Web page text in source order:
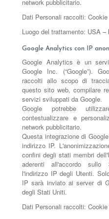
network pubblicitario.
Dati Personali raccolti:
Luogo del trattamento: USA –
Google Analytics con IP
Google Analytics è un
Google Inc. (“Google”).
raccolti allo scopo di
questo sito web, compilare
servizi sviluppati da Google.
Google potrebbe
contestualizzare e
network pubblicitario.
Questa integrazione di
indirizzo IP.
confini degli stati membri
aderenti all'accordo sullo
l'indirizzo IP degli Utenti.
IP sarà inviato ai server di
degli Stati Uniti.
Dati Personali raccolti: